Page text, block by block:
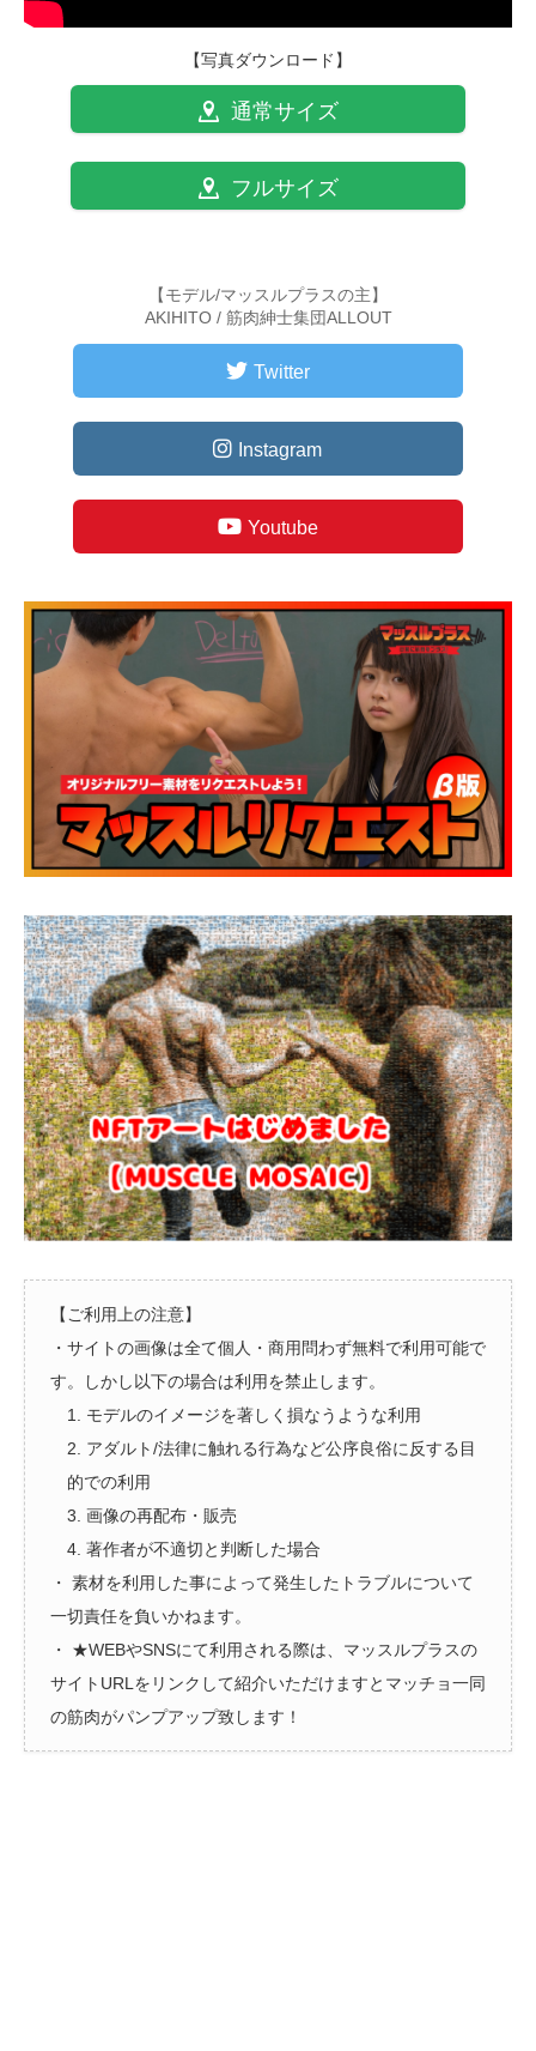
【写真ダウンロード】
通常サイズ
フルサイズ
【モデル/マッスルプラスの主】
AKIHITO / 筋肉紳士集団ALLOUT
Twitter
Instagram
Youtube
【ご利用上の注意】
・サイトの画像は全て個人・商用問わず無料で利用可能で
す。しかし以下の場合は利用を禁止します。
1. モデルのイメージを著しく損なうような利用
2. アダルト/法律に触れる行為など公序良俗に反する目
的での利用
3. 画像の再配布・販売
4. 著作者が不適切と判断した場合
・ 素材を利用した事によって発生したトラブルについて
一切責任を負いかねます。
・ ★WEBやSNSにて利用される際は、マッスルプラスの
サイトURLをリンクして紹介いただけますとマッチョ一同
の筋肉がパンプアップ致します！